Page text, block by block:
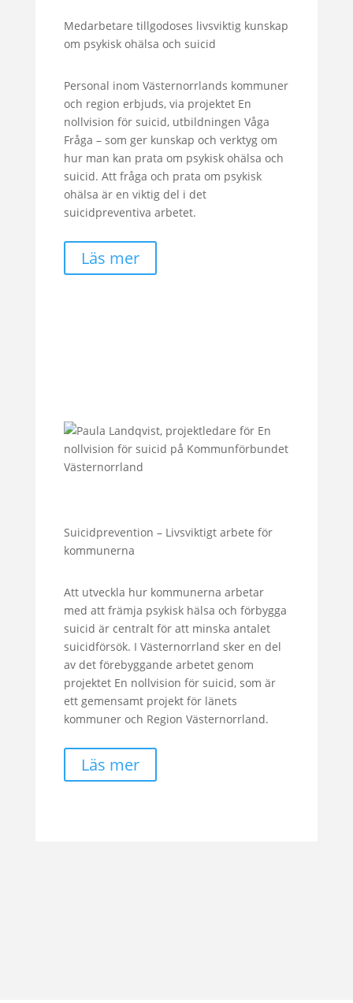
Medarbetare tillgodoses livsviktig kunskap
om psykisk ohälsa och suicid
Personal inom Västernorrlands kommuner
och region erbjuds, via projektet En
nollvision för suicid, utbildningen Våga
Fråga – som ger kunskap och verktyg om
hur man kan prata om psykisk ohälsa och
suicid. Att fråga och prata om psykisk
ohälsa är en viktig del i det
suicidpreventiva arbetet.
Läs mer
Suicidprevention – Livsviktigt arbete för
kommunerna
Att utveckla hur kommunerna arbetar
med att främja psykisk hälsa och förbygga
suicid är centralt för att minska antalet
suicidförsök. I Västernorrland sker en del
av det förebyggande arbetet genom
projektet En nollvision för suicid, som är
ett gemensamt projekt för länets
kommuner och Region Västernorrland.
Läs mer